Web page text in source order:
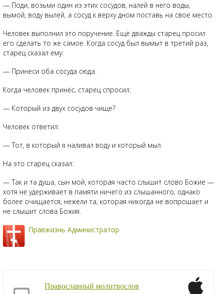
— Поди, возьми один из этих сосудов, налей в него воды,
вымой, воду вылей, а сосуд к верху дном поставь на своё место.
Человек выполнил это поручение. Ещё дважды старец просил
его сделать то же самое. Когда сосуд был вымыт в третий раз,
старец сказал ему:
— Принеси оба сосуда сюда.
Когда человек принёс, старец спросил:
— Который из двух сосудов чище?
Человек ответил:
— Тот, в который я наливал воду и который мыл.
На это старец сказал:
— Так и та душа, сын мой, которая часто слышит слово Божие —
хотя не удерживает в памяти ничего из слышанного, однако
более очищается, нежели та, которая никогда не вопрошает и
не слышит слова Божия.
Правжизнь Администратор
Православный молитвослов